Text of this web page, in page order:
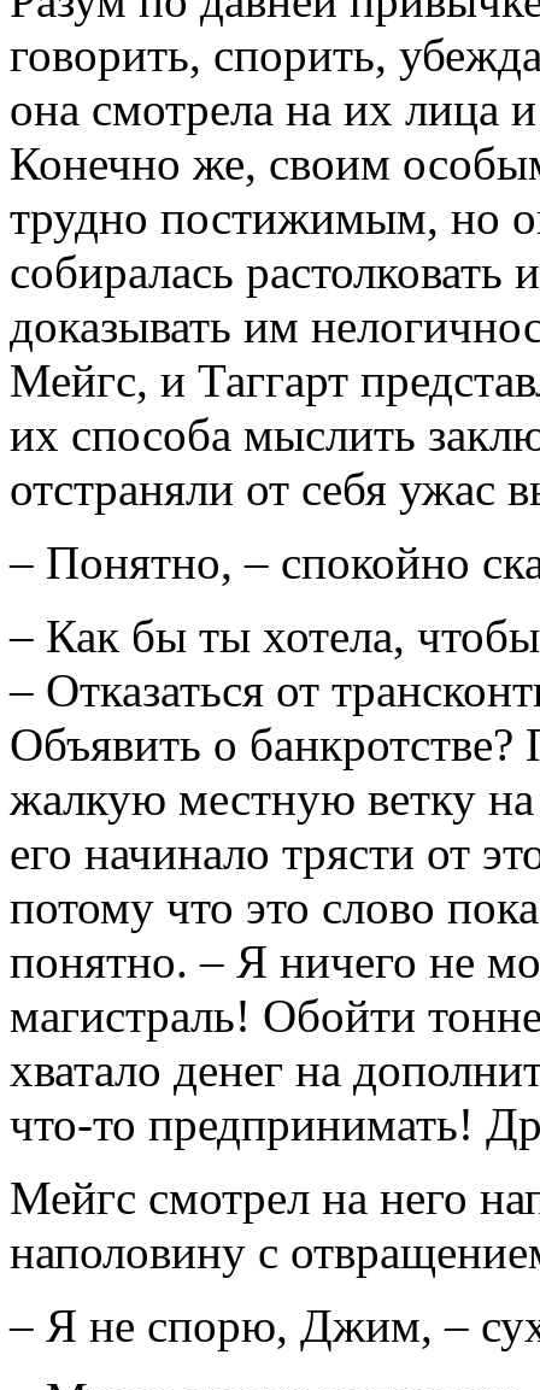
говорить, спорить,
она смотрела на их лица
Конечно же, своим
трудно постижимым, но
собиралась
доказывать им
Мейгс, и Таггарт
их способа мыслить
отстраняли от себя ужас
– Понятно, – спокойно
– Как бы ты хотела,
– Отказаться от
Объявить о банкротстве?
жалкую местную ветку на
его начинало трясти от
потому что это слово
понятно. – Я ничего не
магистраль! Обойти
хватало денег на
что-то предпринимать!
Мейгс смотрел на него
наполовину с
– Я не спорю, Джим, –